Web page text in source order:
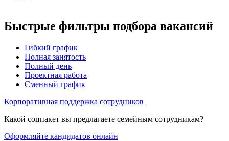
Быстрые фильтры подбора вакансий
Гибкий график
Полная занятость
Полный день
Проектная работа
Сменный график
Корпоративная поддержка сотрудников
Какой соцпакет вы предлагаете семейным сотрудникам?
Оформляйте кандидатов онлайн